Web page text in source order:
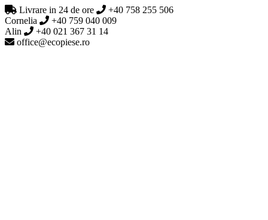
Livrare in 24 de ore
+40 758 255 506
Cornelia
+40 759 040 009
Alin
+40 021 367 31 14
office@ecopiese.ro